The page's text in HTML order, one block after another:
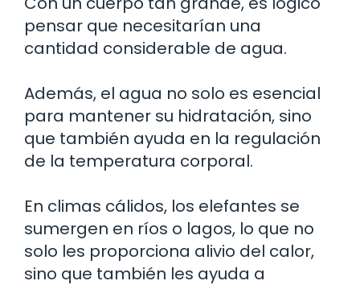
pensar que necesitarían una
cantidad considerable de agua.
Además, el agua no solo es esencial
para mantener su hidratación, sino
que también ayuda en la regulación
de la temperatura corporal.
En climas cálidos, los elefantes se
sumergen en ríos o lagos, lo que no
solo les proporciona alivio del calor,
sino que también les ayuda a